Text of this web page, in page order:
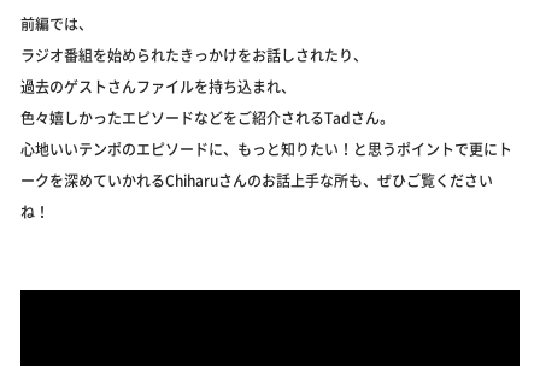
前編では、
ラジオ番組を始められたきっかけをお話しされたり、
過去のゲストさんファイルを持ち込まれ、
色々嬉しかったエピソードなどをご紹介されるTadさん。
心地いいテンポのエピソードに、もっと知りたい！と思うポイントで更にト
ークを深めていかれるChiharuさんのお話上手な所も、ぜひご覧ください
ね！